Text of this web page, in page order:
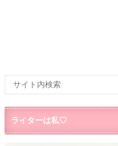
ライターは私♡